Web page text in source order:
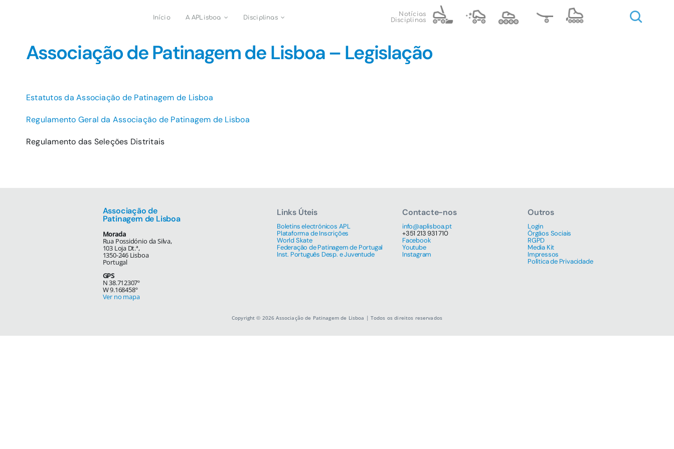
Início A APLisboa Disciplinas
Notícias
Disciplinas
Associação de Patinagem de Lisboa – Legislação
Estatutos da Associação de Patinagem de Lisboa
Regulamento Geral da Associação de Patinagem de Lisboa
Regulamento das Seleções Distritais
Associação de
Patinagem de Lisboa
Morada
Rua Possidónio da Silva,
103 Loja Dt.ª,
1350-246 Lisboa
Portugal
GPS
N 38.712307º
W 9.168458º
Ver no mapa
Links Úteis
Boletins electrónicos APL
Plataforma de Inscrições
World Skate
Federação de Patinagem de Portugal
Inst. Português Desp. e Juventude
Contacte-nos
info@aplisboa.pt
+351 213 931 710
Facebook
Youtube
Instagram
Outros
Login
Órgãos Sociais
RGPD
Media Kit
Impressos
Política de Privacidade
Copyright © 2026 Associação de Patinagem de Lisboa | Todos os direitos reservados